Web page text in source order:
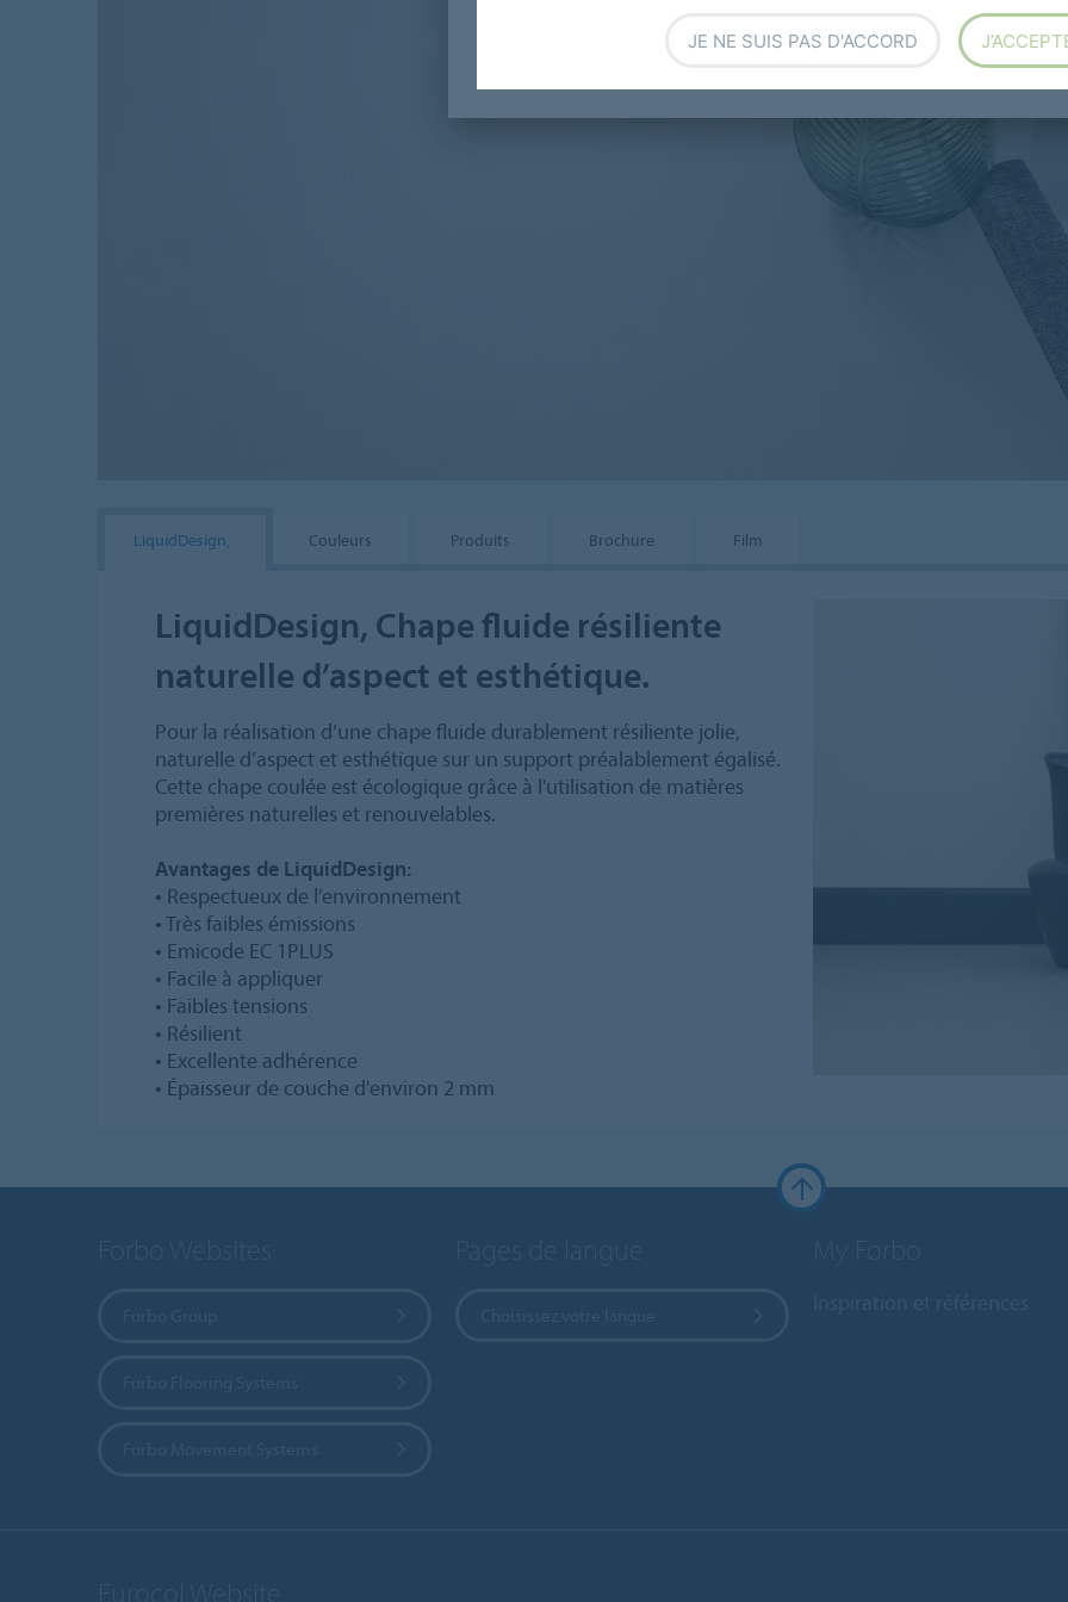
LiquidDesign, Couleurs Produits Brochure Film
LiquidDesign, Chape fluide résiliente
naturelle d’aspect et esthétique.
Pour la réalisation d’une chape fluide durablement résiliente jolie,
naturelle d’aspect et esthétique sur un support préalablement égalisé.
Cette chape coulée est écologique grâce à l'utilisation de matières
premières naturelles et renouvelables.
Avantages de LiquidDesign:
• Respectueux de l’environnement
•Très faibles émissions
• Emicode EC 1PLUS
• Facile à appliquer
• Faibles tensions
• Résilient
• Excellente adhérence
• Épaisseur de couche d'environ 2 mm
JE NE SUIS PAS D'ACCORD